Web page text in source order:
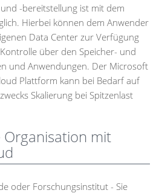
-bereitstellung ist mit dem
Hierbei können dem Anwender
Data Center zur Verfügung
über den Speicher- und
und Anwendungen. Der Microsoft
Plattform kann bei Bedarf auf
Skalierung bei Spitzenlast
mit
oder Forschungsinstitut - Sie